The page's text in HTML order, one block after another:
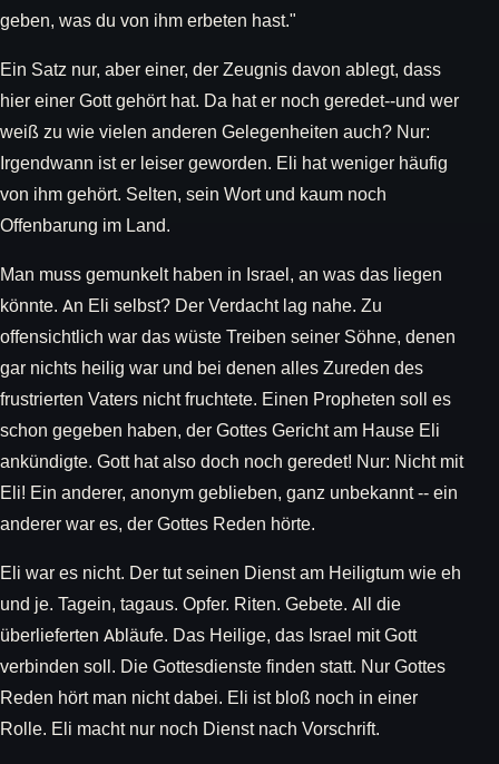
geben, was du von ihm erbeten hast."
Ein Satz nur, aber einer, der Zeugnis davon ablegt, dass
hier einer Gott gehört hat. Da hat er noch geredet--und wer
weiß zu wie vielen anderen Gelegenheiten auch? Nur:
Irgendwann ist er leiser geworden. Eli hat weniger häufig
von ihm gehört. Selten, sein Wort und kaum noch
Offenbarung im Land.
Man muss gemunkelt haben in Israel, an was das liegen
könnte. An Eli selbst? Der Verdacht lag nahe. Zu
offensichtlich war das wüste Treiben seiner Söhne, denen
gar nichts heilig war und bei denen alles Zureden des
frustrierten Vaters nicht fruchtete. Einen Propheten soll es
schon gegeben haben, der Gottes Gericht am Hause Eli
ankündigte. Gott hat also doch noch geredet! Nur: Nicht mit
Eli! Ein anderer, anonym geblieben, ganz unbekannt -- ein
anderer war es, der Gottes Reden hörte.
Eli war es nicht. Der tut seinen Dienst am Heiligtum wie eh
und je. Tagein, tagaus. Opfer. Riten. Gebete. All die
überlieferten Abläufe. Das Heilige, das Israel mit Gott
verbinden soll. Die Gottesdienste finden statt. Nur Gottes
Reden hört man nicht dabei. Eli ist bloß noch in einer
Rolle. Eli macht nur noch Dienst nach Vorschrift.